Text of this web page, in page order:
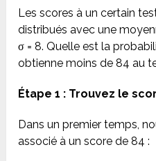
Les scores à un certain
distribués avec une
σ = 8. Quelle est la
obtienne moins de 84 au
Étape 1 : Trouvez le
Dans un premier temps,
associé à un score de 84 :